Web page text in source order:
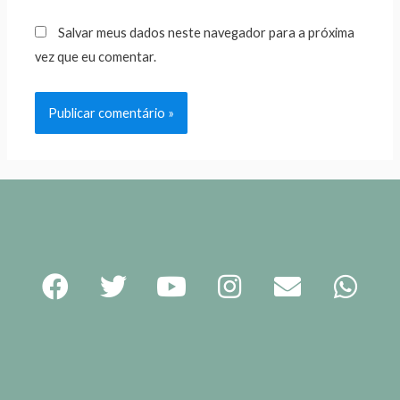
Salvar meus dados neste navegador para a próxima
vez que eu comentar.